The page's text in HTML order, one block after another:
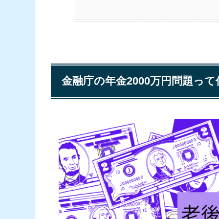
金融庁の年金2000万円問題って